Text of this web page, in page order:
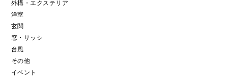
外構・エクステリア
洋室
玄関
窓・サッシ
台風
その他
イベント